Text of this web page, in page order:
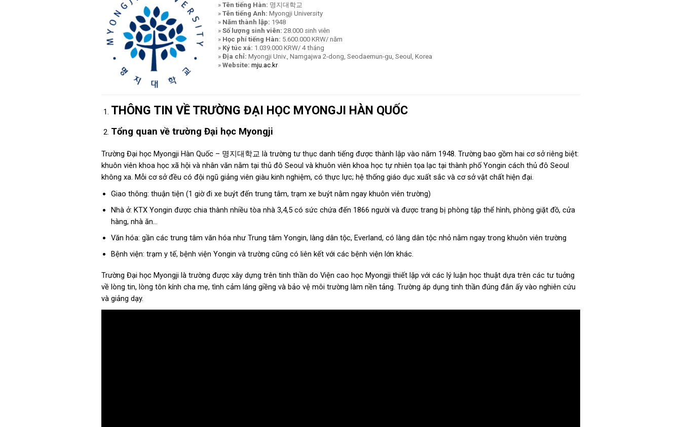
»Tên tiếng Hàn: 명지대학교
» Tên tiếng Anh: Myongji University
» Năm thành lập: 1948
»Số lượng sinh viên: 28.000 sinh viên
» Học phí tiếng Hàn: 5.600.000 KRW/ năm
» Ký túc xá: 1.039.000 KRW/ 4 tháng
»Địa chỉ: Myongji Univ., Namgajwa 2-dong, Seodaemun-gu, Seoul, Korea
»Website: mju.ac.kr
THÔNG TIN VỀ TRƯỜNG ĐẠI HỌC MYONGJI HÀN QUỐC
Tổng quan về trường Đại học Myongji
Trường Đại học Myongji Hàn Quốc – 명지대학교 là trường tư thục danh tiếng được thành lập vào năm 1948. Trường bao gồm hai cơ sở riêng biệt:
khuôn viên khoa học xã hội và nhân văn nằm tại thủ đô Seoul và khuôn viên khoa học tự nhiên tọa lạc tại thành phố Yongin cách thủ đô Seoul
không xa. Mỗi cơ sở đều có đội ngũ giảng viên giàu kinh nghiệm, có thực lực; hệ thống giáo dục xuất sắc và cơ sở vật chất hiện đại.
Giao thông: thuận tiện (1 giờ đi xe buýt đến trung tâm, trạm xe buýt nằm ngay khuôn viên trường)
Nhà ở: KTX Yongin được chia thành nhiều tòa nhà 3,4,5 có sức chứa đến 1866 người và được trang bị phòng tập thể hình, phòng giặt đồ, cửa
hàng, nhà ăn…
Văn hóa: gần các trung tâm văn hóa như Trung tâm Yongin, làng dân tộc, Everland, có làng dân tộc nhỏ nằm ngay trong khuôn viên trường
Bệnh viện: trạm y tế, bệnh viện Yongin và trường cũng có liên kết với các bệnh viện lớn khác.
Trường Đại học Myongji là trường được xây dựng trên tinh thần do Viện cao học Myongji thiết lập với các lý luận học thuật dựa trên các tư tuởng
về lòng tin, lòng tôn kính cha mẹ, tình cảm láng giềng và bảo vệ môi trường làm nền tảng. Trường áp dụng tinh thần đúng đắn ấy vào nghiên cứu
và giảng dạy.